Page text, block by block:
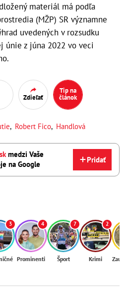
materiál má podľa
(MŽP) SR významne
uvedených v rozsudku
únie z júna 2022 vo veci
Zdieľať
Tip na
článok
, Robert Fico, Handlová
medzi Vaše
na Google
Pridať
3 4
Prominenti
7
Šport
2
Krimi